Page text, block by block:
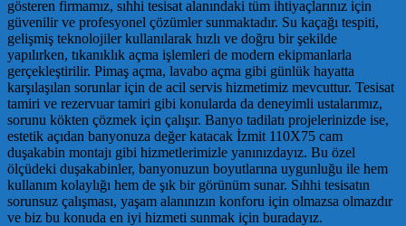
gösteren firmamız, sıhhi tesisat alanındaki tüm ihtiyaçlarınız için
güvenilir ve profesyonel çözümler sunmaktadır. Su kaçağı tespiti,
gelişmiş teknolojiler kullanılarak hızlı ve doğru bir şekilde
yapılırken, tıkanıklık açma işlemleri de modern ekipmanlarla
gerçekleştirilir. Pimaş açma, lavabo açma gibi günlük hayatta
karşılaşılan sorunlar için de acil servis hizmetimiz mevcuttur. Tesisat
tamiri ve rezervuar tamiri gibi konularda da deneyimli ustalarımız,
sorunu kökten çözmek için çalışır. Banyo tadilatı projelerinizde ise,
estetik açıdan banyonuza değer katacak İzmit 110X75 cam
duşakabin montajı gibi hizmetlerimizle yanınızdayız. Bu özel
ölçüdeki duşakabinler, banyonuzun boyutlarına uygunluğu ile hem
kullanım kolaylığı hem de şık bir görünüm sunar. Sıhhi tesisatın
sorunsuz çalışması, yaşam alanınızın konforu için olmazsa olmazdır
ve biz bu konuda en iyi hizmeti sunmak için buradayız.